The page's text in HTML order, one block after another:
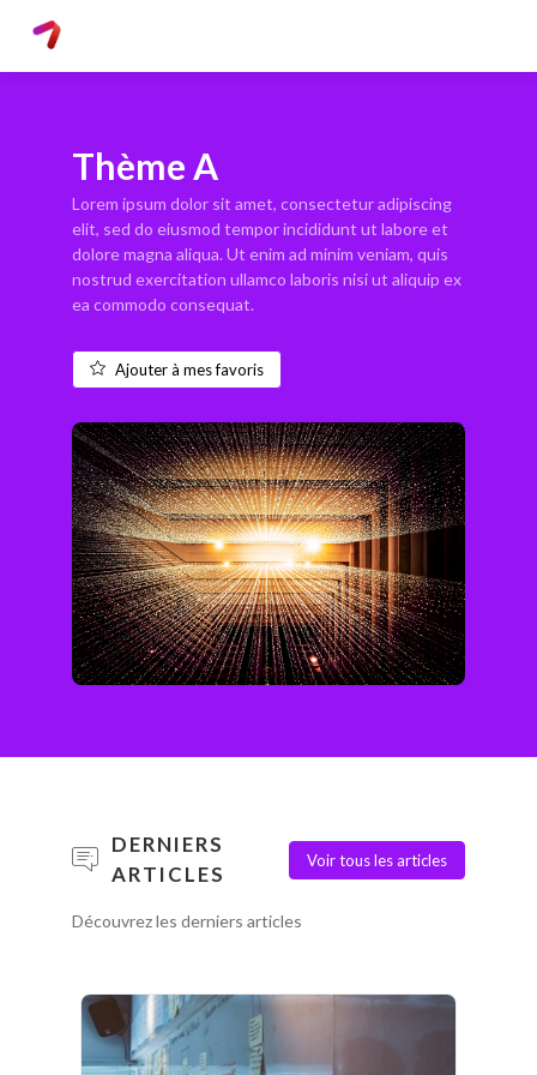
Thème A
Lorem ipsum dolor sit amet, consectetur adipiscing
elit, sed do eiusmod tempor incididunt ut labore et
dolore magna aliqua. Ut enim ad minim veniam, quis
nostrud exercitation ullamco laboris nisi ut aliquip ex
ea commodo consequat.
Ajouter à mes favoris
DERNIERS
ARTICLES
Voir tous les articles
Découvrez les derniers articles